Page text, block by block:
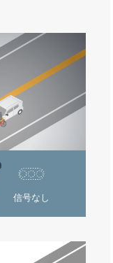
信号なし